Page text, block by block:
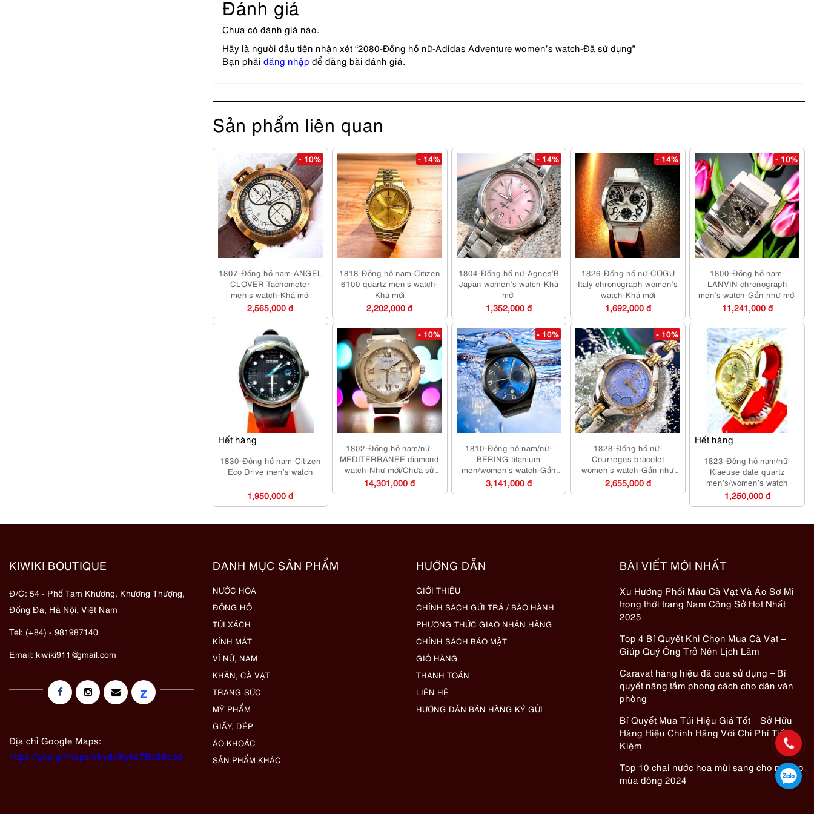
Đánh giá
Chưa có đánh giá nào.
Hãy là người đầu tiên nhận xét “2080-Đồng hồ nữ-Adidas Adventure women’s watch-Đã sử dụng”
Bạn phải đăng nhập để đăng bài đánh giá.
Sản phẩm liên quan
- 10%
1807-Đồng hồ nam-ANGEL
CLOVER Tachometer
men’s watch-Khá mới
2,565,000 đ
- 14%
1818-Đồng hồ nam-Citizen
6100 quartz men’s watch-
Khá mới
2,202,000 đ
- 14%
1804-Đồng hồ nữ-Agnes’B
Japan women’s watch-Khá
mới
1,352,000 đ
- 14%
1826-Đồng hồ nữ-COGU
Italy chronograph women’s
watch-Khá mới
1,692,000 đ
- 10%
1800-Đồng hồ nam-
LANVIN chronograph
men’s watch-Gần như mới
11,241,000 đ
Hết hàng
1830-Đồng hồ nam-Citizen
Eco Drive men’s watch
1,950,000 đ
- 10%
1802-Đồng hồ nam/nữ-
MEDITERRANEE diamond
watch-Như mới/Chưa sử
dụng
14,301,000 đ
- 10%
1810-Đồng hồ nam/nữ-
BERING titanium
men/women’s watch-Gần
như mới
3,141,000 đ
- 10%
1828-Đồng hồ nữ-
Courreges bracelet
women’s watch-Gần như
mới
2,655,000 đ
Hết hàng
1823-Đồng hồ nam/nữ-
Klaeuse date quartz
men’s/women’s watch
1,250,000 đ
KIWIKI BOUTIQUE
Đ/C: 54 - Phố Tam Khương, Khương Thượng,
Đống Đa, Hà Nội, Việt Nam
Tel: (+84) - 981987140
Email: kiwiki911@gmail.com
z
Địa chỉ Google Maps:
https://goo.gl/maps/eby8bKyks7Bx89oa6
DANH MỤC SẢN PHẨM
NƯỚC HOA
ĐỒNG HỒ
TÚI XÁCH
KÍNH MẮT
VÍ NỮ, NAM
KHĂN, CÀ VẠT
TRANG SỨC
MỸ PHẨM
GIẦY, DÉP
ÁO KHOÁC
SẢN PHẨM KHÁC
HƯỚNG DẪN
GIỚI THIỆU
CHÍNH SÁCH GỬI TRẢ / BẢO HÀNH
PHƯƠNG THỨC GIAO NHẬN HÀNG
CHÍNH SÁCH BẢO MẬT
GIỎ HÀNG
THANH TOÁN
LIÊN HỆ
HƯỚNG DẪN BÁN HÀNG KÝ GỬI
BÀI VIẾT MỚI NHẤT
Xu Hướng Phối Màu Cà Vạt Và Áo Sơ Mi
trong thời trang Nam Công Sở Hot Nhất
2025
Top 4 Bí Quyết Khi Chọn Mua Cà Vạt –
Giúp Quý Ông Trở Nên Lịch Lãm
Caravat hàng hiệu đã qua sử dụng – Bí
quyết nâng tầm phong cách cho dân văn
phòng
Bí Quyết Mua Túi Hiệu Giá Tốt – Sở Hữu
Hàng Hiệu Chính Hãng Với Chi Phí Tiết
Kiệm
Top 10 chai nước hoa mùi sang cho nữ cho
mùa đông 2024